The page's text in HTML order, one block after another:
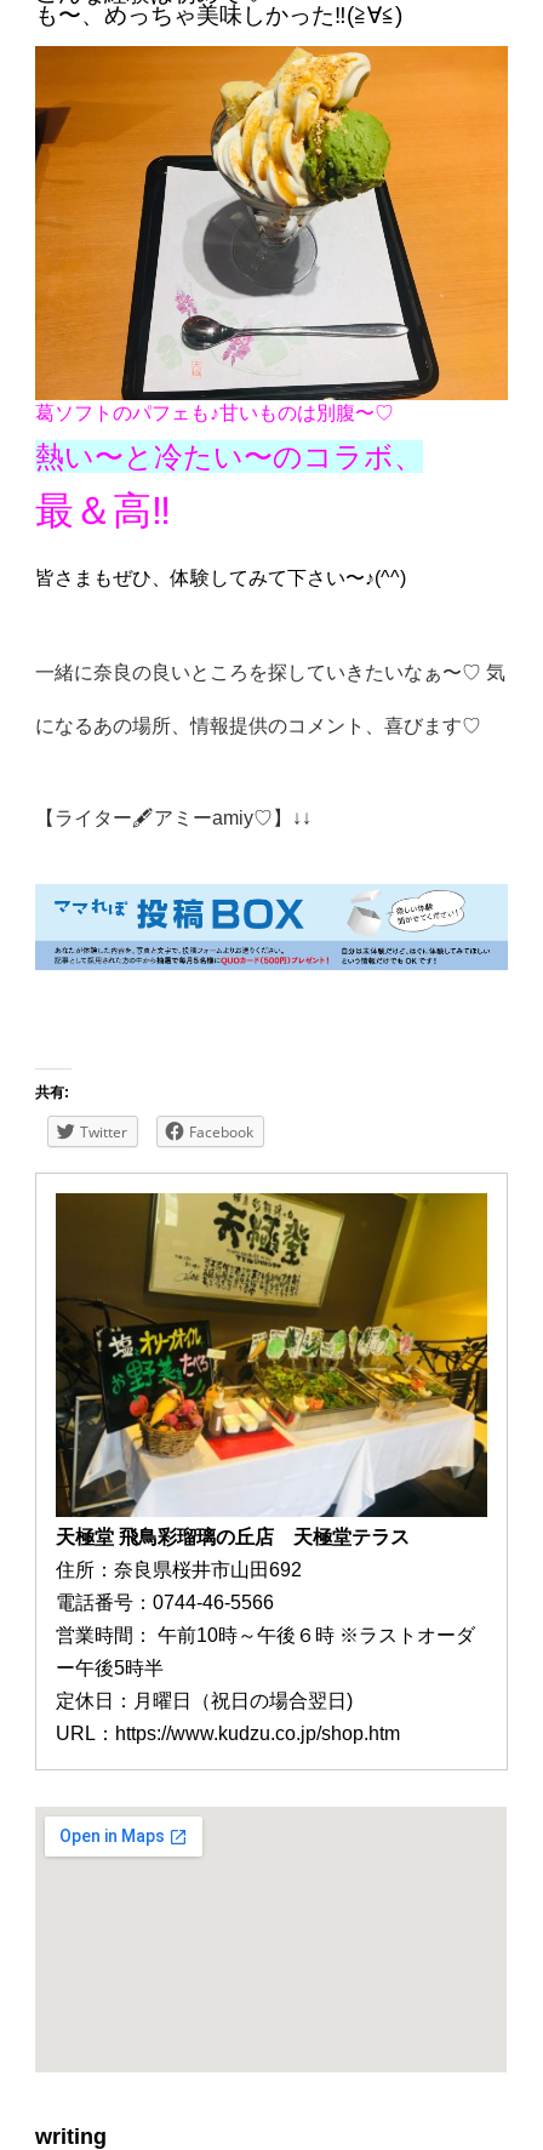
も〜、めっちゃ美味しかった‼︎(≧∀≦)
葛ソフトのパフェも♪甘いものは別腹〜♡
熱い〜と冷たい〜のコラボ、
最＆高‼︎
皆さまもぜひ、体験してみて下さい〜♪(^^)
一緒に奈良の良いところを探していきたいなぁ〜♡ 気
になるあの場所、情報提供のコメント、喜びます♡
【ライター🖋アミーamiy♡】↓↓
共有:
Twitter Facebook
天極堂 飛鳥彩瑠璃の丘店 天極堂テラス
住所：奈良県桜井市山田692
電話番号：0744-46-5566
営業時間： 午前10時～午後６時 ※ラストオーダ
ー午後5時半
定休日：月曜日（祝日の場合翌日)
URL：https://www.kudzu.co.jp/shop.htm
writing